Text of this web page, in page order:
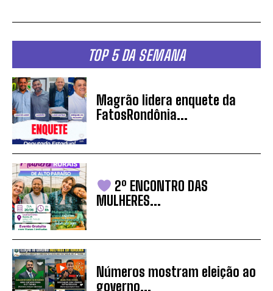
TOP 5 DA SEMANA
Magrão lidera enquete da
FatosRondônia...
2º ENCONTRO DAS
MULHERES...
Números mostram eleição ao
governo...